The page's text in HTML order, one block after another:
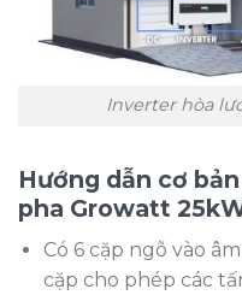
Inverter hòa
Hướng dẫn cơ
pha Growatt
Có 6 cặp ngõ vào
cặp cho phép các